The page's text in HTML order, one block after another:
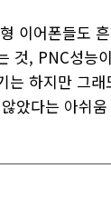
이어폰들도
것, PNC성능
는 하지만 그
았다는 아쉬